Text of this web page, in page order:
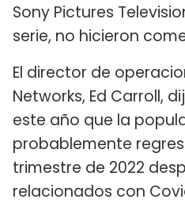
Sony Pictures
serie, no hicieron
El director de
Networks, Ed Carroll,
este año que la
probablemente
trimestre de 2022
relacionados con